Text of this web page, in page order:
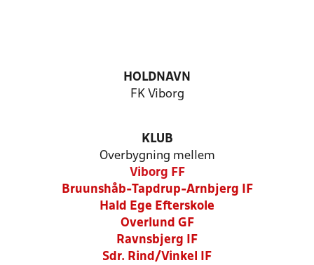
HOLDNAVN
FK Viborg
KLUB
Overbygning mellem
Viborg FF
Bruunshåb-Tapdrup-Arnbjerg IF
Hald Ege Efterskole
Overlund GF
Ravnsbjerg IF
Sdr. Rind/Vinkel IF